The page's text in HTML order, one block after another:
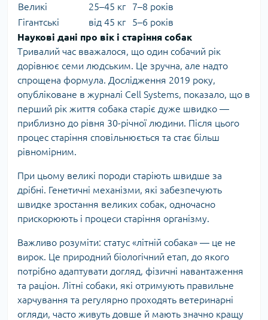
Великі
25–45 кг
7–8 років
Гігантські
від 45 кг
5–6 років
Наукові дані про вік і старіння собак
Тривалий час вважалося, що один собачий рік
дорівнює семи людським. Це зручна, але надто
спрощена формула. Дослідження 2019 року,
опубліковане в журналі Cell Systems, показало, що в
перший рік життя собака старіє дуже швидко —
приблизно до рівня 30-річної людини. Після цього
процес старіння сповільнюється та стає більш
рівномірним.
При цьому великі породи старіють швидше за
дрібні. Генетичні механізми, які забезпечують
швидке зростання великих собак, одночасно
прискорюють і процеси старіння організму.
Важливо розуміти: статус «літній собака» — це не
вирок. Це природний біологічний етап, до якого
потрібно адаптувати догляд, фізичні навантаження
та раціон. Літні собаки, які отримують правильне
харчування та регулярно проходять ветеринарні
огляди, часто живуть довше й мають значно кращу